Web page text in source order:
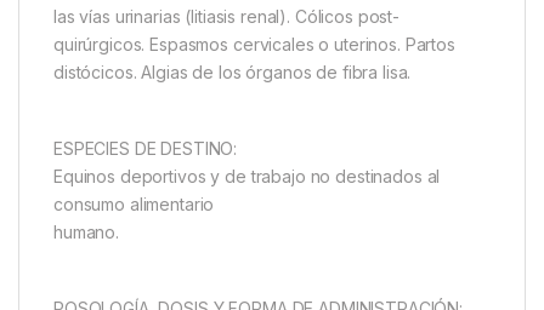
las vías urinarias (litiasis renal). Cólicos post-
quirúrgicos. Espasmos cervicales o uterinos. Partos
distócicos. Algias de los órganos de fibra lisa.
ESPECIES DE DESTINO:
Equinos deportivos y de trabajo no destinados al
consumo alimentario
humano.